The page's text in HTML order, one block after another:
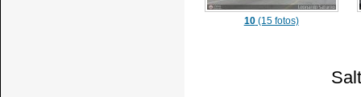
10(15 fotos)